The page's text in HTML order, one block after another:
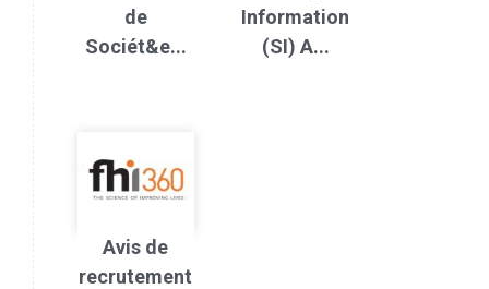
de
Sociét&e...
Information
(SI) A...
Avis de
recrutement